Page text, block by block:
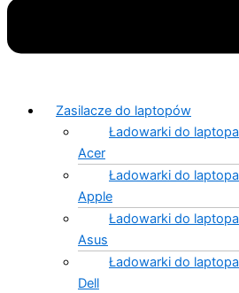
Zasilacze do laptopów
Ładowarki do laptopa
Acer
Ładowarki do laptopa
Apple
Ładowarki do laptopa
Asus
Ładowarki do laptopa
Dell